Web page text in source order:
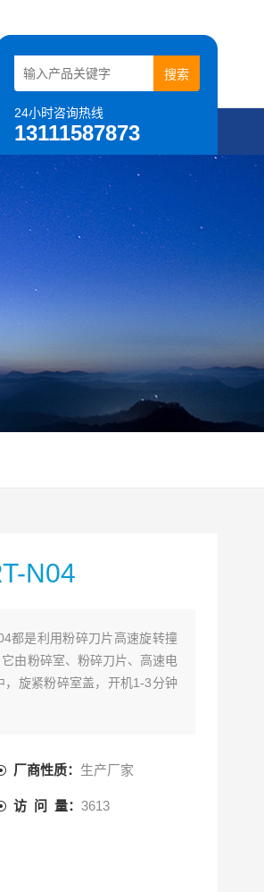
24小时咨询热线
13111587873
N04
都是利用粉碎刀片高速旋转撞
由粉碎室、粉碎刀片、高速电
旋紧粉碎室盖，开机1-3分钟
厂商性质： 生产厂家
访 问 量：3613